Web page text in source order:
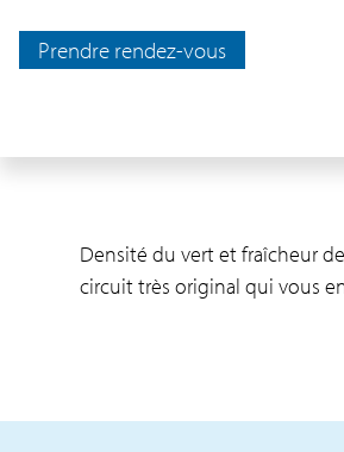
Prendre rendez-vous
Densité du vert et fraîcheur
circuit très original qui vous